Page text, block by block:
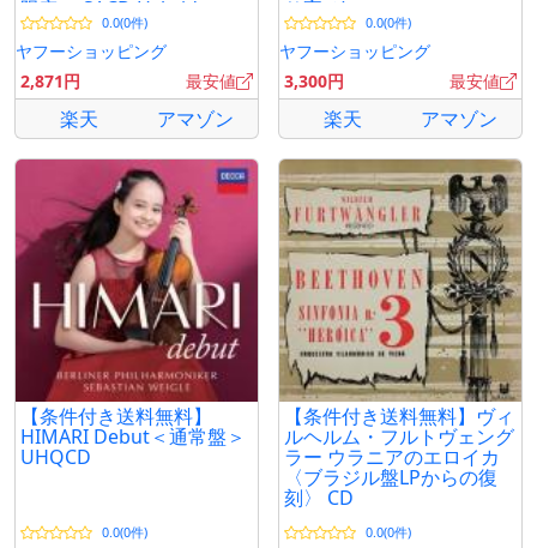
限定＞ SACD Hybrid
0.0(0件)
ヤフーショッピング
2,871円
最安値
楽天 アマゾン
り寄せ)
0.0(0件)
ヤフーショッピング
3,300円
最安値
楽天 アマゾン
【条件付き送料無料】
HIMARI Debut＜通常盤＞
UHQCD
0.0(0件)
【条件付き送料無料】ヴィ
ルヘルム・フルトヴェング
ラー ウラニアのエロイカ
〈ブラジル盤LPからの復
刻〉 CD
0.0(0件)